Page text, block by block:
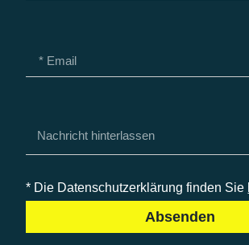
Absenden
* Die Datenschutzerklärung finden Sie